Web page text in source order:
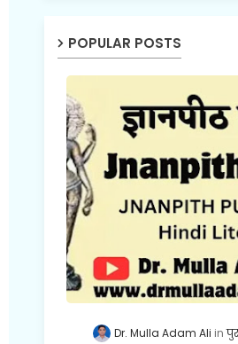
POPULAR POSTS
Dr. Mulla Adam Ali